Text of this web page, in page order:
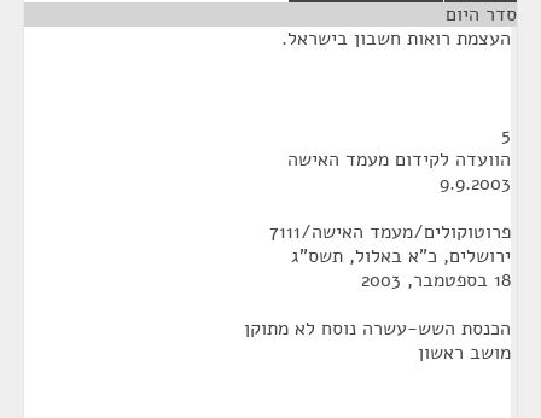
סדר היום
העצמת רואות חשבון בישראל.
5
הוועדה לקידום מעמד האישה
9.9.2003
פרוטוקולים/מעמד האישה/7111
ירושלים, כ"א באלול, תשס"ג
18 בספטמבר, 2003
הכנסת השש-עשרה נוסח לא מתוקן
מושב ראשון